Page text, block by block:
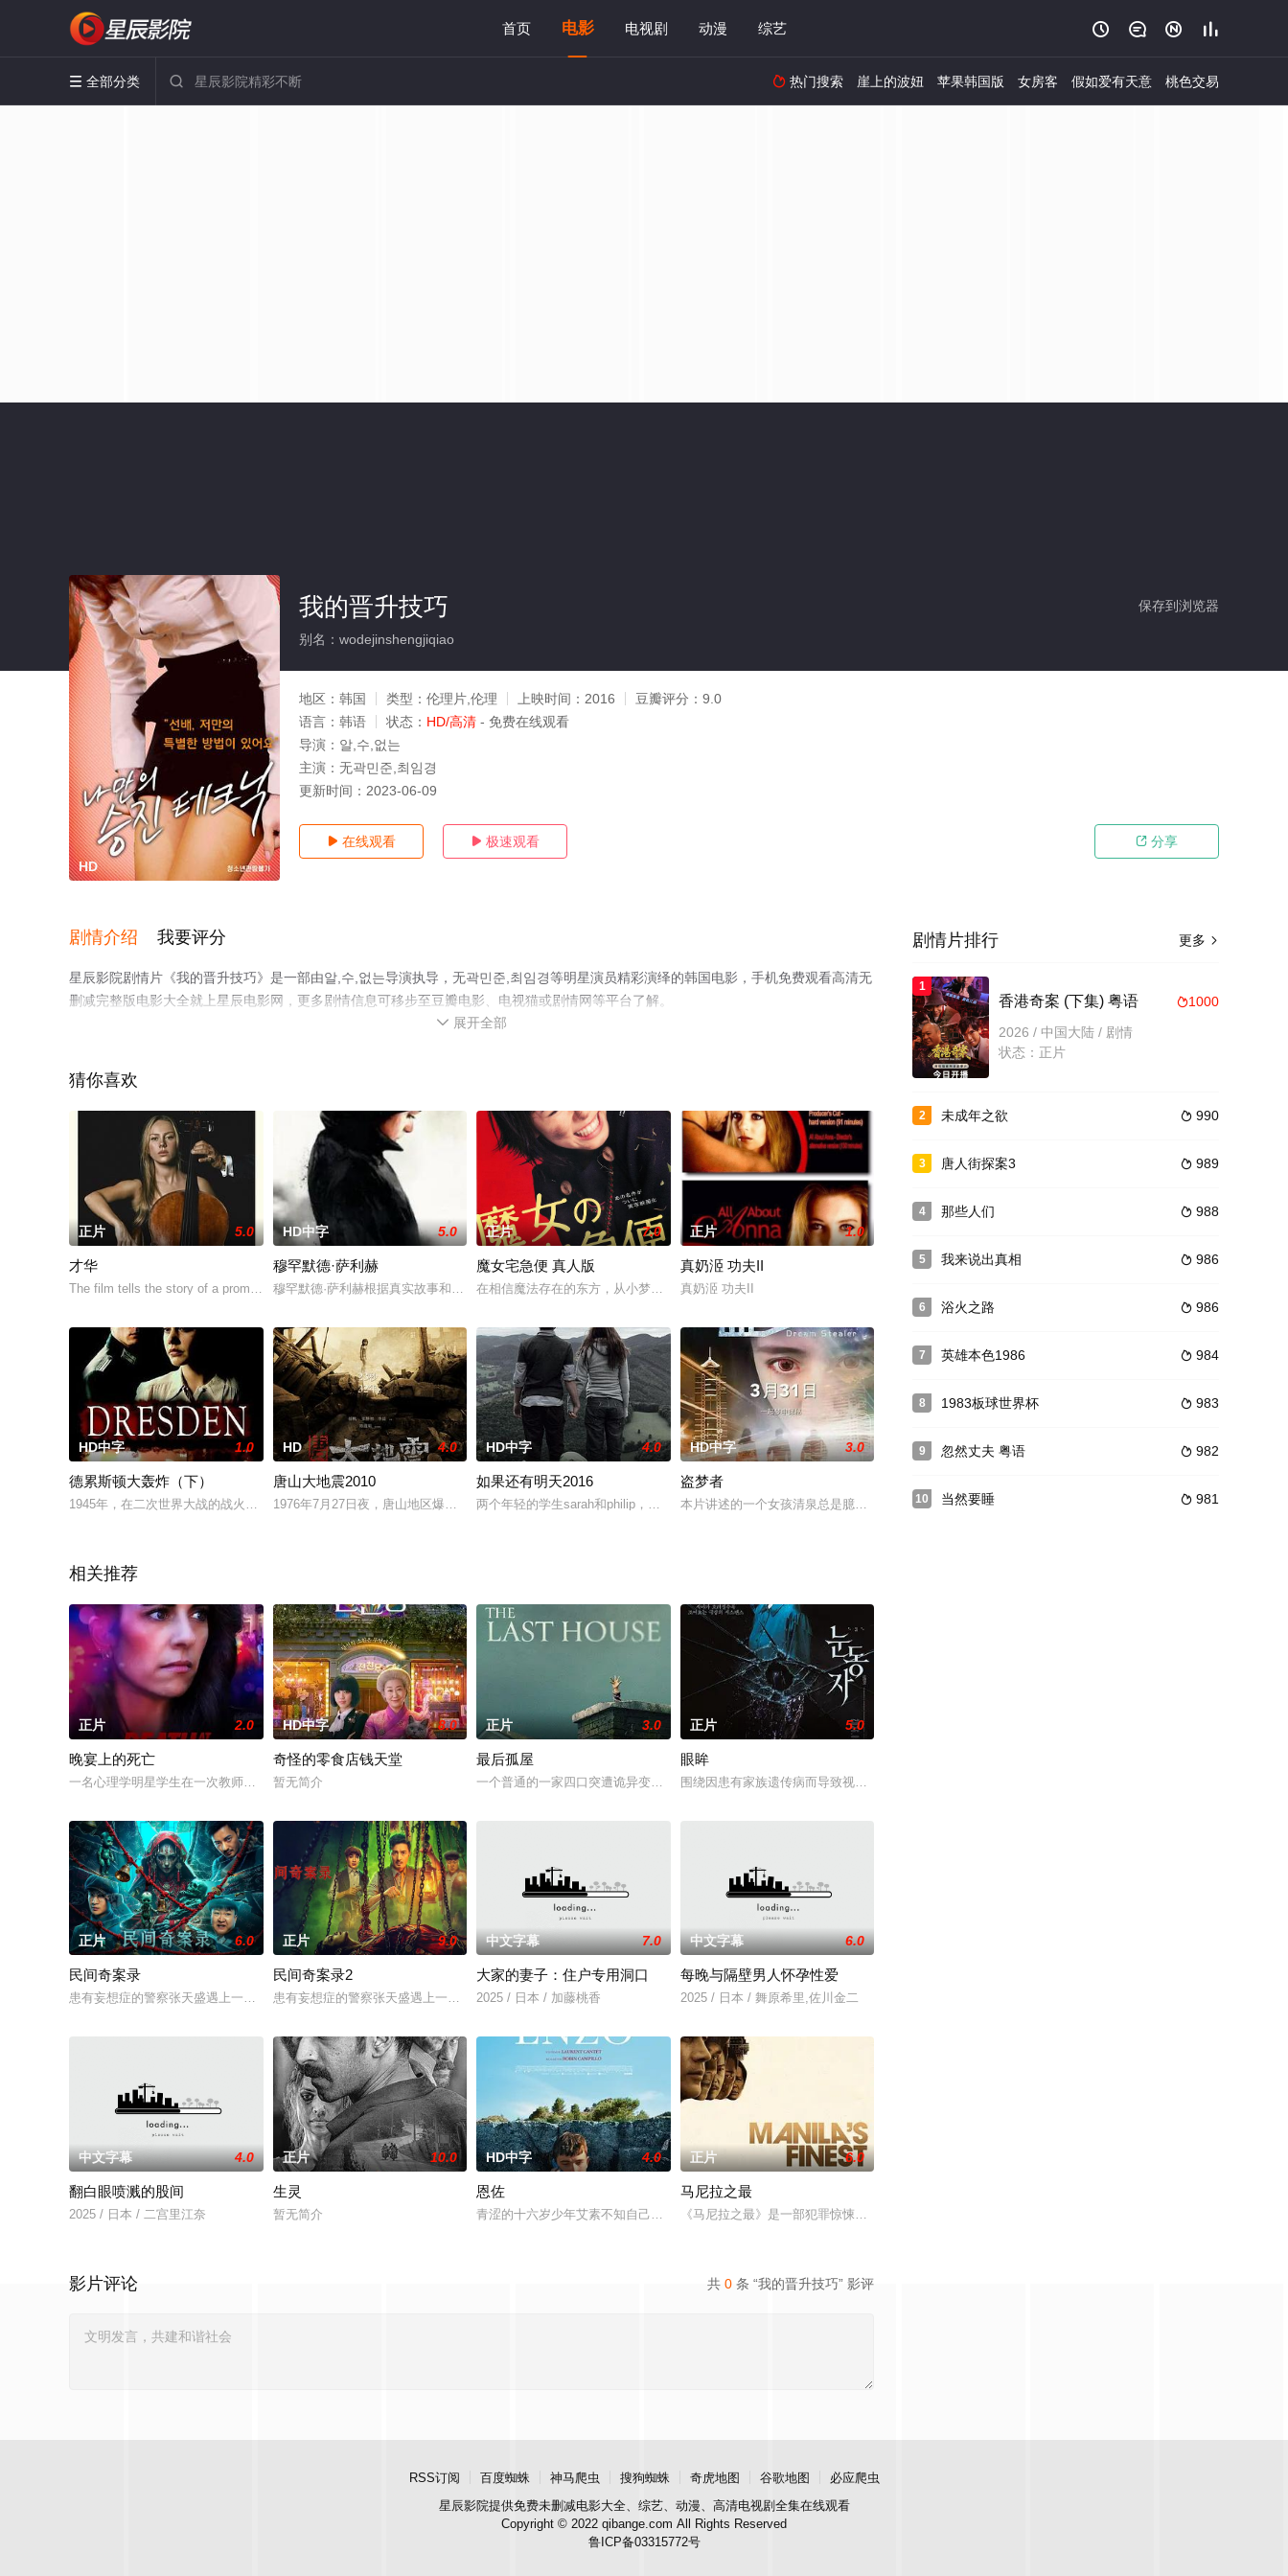
首页 电影 电视剧 动漫 综艺    
 全部分类   热门搜索 崖上的波妞 苹果韩国版 女房客 假如爱有天意 桃色交易
HD
保存到浏览器
我的晋升技巧
别名：wodejinshengjiqiao
地区： 韩国 类型： 伦理片,伦理 上映时间： 2016 豆瓣评分： 9.0
语言： 韩语 状态： HD/高清 - 免费在线观看
导演： 알,수,없는
主演： 无곽민준,최임경
更新时间： 2023-06-09
 在线观看  极速观看  分享
剧情介绍 我要评分
星辰影院剧情片《我的晋升技巧》是一部由알,수,없는导演执导，无곽민준,최임경等明星演员精彩演绎的韩国电影，手机免费观看高清无
删减完整版电影大全就上星辰电影网，更多剧情信息可移步至豆瓣电影、电视猫或剧情网等平台了解。
 展开全部
猜你喜欢
正片 5.0
才华
The film tells the story of a promising cello student, who is enjoying
HD中字 5.0
穆罕默德·萨利赫
穆罕默德·萨利赫根据真实故事和真实人物改编，讲述了主角的戏剧故事，他是一个安静、内向、孤独的孩子。穆罕默德·萨利赫和他的母亲住在一起，他的母
正片 7.0
魔女宅急便 真人版
在相信魔法存在的东方，从小梦想成为魔女的琪琪（小芝风花 饰）终于迎来了13岁的月圆之夜。她带着黑猫吉吉（寿美菜子 配音），告别了爸爸（
正片 1.0
真奶洍 功夫II
真奶洍 功夫II
HD中字 1.0
德累斯顿大轰炸（下）
1945年，在二次世界大战的战火肆虐中，安娜和罗勃在德勒斯登相遇。一个是德国医院院长的掌上明珠，在家人以及未婚夫的呵护下成长，有着救助身旁所
HD 4.0
唐山大地震2010
1976年7月27日夜，唐山地区爆发7.8级强烈地震，房屋倒塌，灾民无数。面对即将坍塌的危楼，丈夫方大强（张国强 饰）和妻子李元妮（徐帆 饰
HD中字 4.0
如果还有明天2016
两个年轻的学生sarah和philip，两个人在网络上结识并且倾诉自己并不满意的生活，于是两个人相约一起徒步等到山顶自杀，在这一路上他们彼此
HD中字 3.0
盗梦者
本片讲述的一个女孩清泉总是臆想着身边有人，通过盗梦酒吧寻找到了盗梦者帮她一探究竟。在寻找真相的过
相关推荐
正片 2.0
晚宴上的死亡
一名心理学明星学生在一次教师派对上死亡后，安德莉亚·吉布斯和她的儿子伊桑被卷入了著名教授艾伦·杰克逊的危险操纵之中——一个不惜一切代价掩盖真
HD中字 8.0
奇怪的零食店钱天堂
暂无简介
正片 3.0
最后孤屋
一个普通的一家四口突遭诡异变故，被困在自家房屋中超过 1000 天无法出门。在资源消耗殆尽与未知神秘威胁的双重逼迫下，一家人必须想方设法
正片 5.0
眼眸
围绕因患有家族遗传病而导致视力逐渐丧失的摄影师瑞真展开。在面对跨越视力障碍、好不容易成为陶艺家却
正片 6.0
民间奇案录
患有妄想症的警察张天盛遇上一起离奇的神像杀人事件，勘案过程中，牵引出“婴胎报仇”，“娘娘索命”等一连串妖异事件，张天盛虽被种种诡怪幻象阻碍，
正片 9.0
民间奇案录2
患有妄想症的警察张天盛遇上一起离奇的神像杀人事件，勘案过程中，牵引出“婴胎报仇”，“娘娘索命”等一连串妖异事件，张天盛虽被种种诡怪幻象阻碍，
中文字幕 7.0
大家的妻子：住户专用洞口
2025 / 日本 / 加藤桃香
中文字幕 6.0
每晚与隔壁男人怀孕性爱
2025 / 日本 / 舞原希里,佐川金二
中文字幕 4.0
翻白眼喷溅的股间
2025 / 日本 / 二宫里江奈
正片 10.0
生灵
暂无简介
HD中字 4.0
恩佐
青涩的十六岁少年艾素不知自己想要什么，却清楚自己不要什么：父母享受的中产生活、哥哥向往的名校前途。砌砖建墙，朴拙的体力劳动，来得
正片 6.0
马尼拉之最
《马尼拉之最》是一部犯罪惊悚片，故事发生在 20 世纪 70 年代第一季度风暴期间，警察霍默、康拉德和比
共 0 条 “我的晋升技巧” 影评
影片评论
更多 
剧情片排行
1
1000
香港奇案 (下集) 粤语
2026 / 中国大陆 / 剧情
状态：正片
2  990
未成年之欲
3  989
唐人街探案3
4  988
那些人们
5  986
我来说出真相
6  986
浴火之路
7  984
英雄本色1986
8  983
1983板球世界杯
9  982
忽然丈夫 粤语
10  981
当然要睡
RSS订阅 百度蜘蛛 神马爬虫 搜狗蜘蛛 奇虎地图 谷歌地图
必应爬虫
星辰影院提供免费未删减电影大全、综艺、动漫、高清电视剧全集在线观看
Copyright © 2022 qibange.com All Rights Reserved
鲁ICP备03315772号